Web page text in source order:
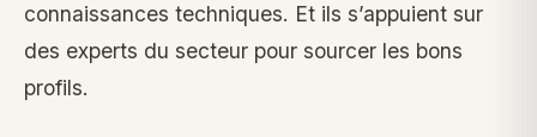
connaissances techniques. Et ils s’appuient sur
des experts du secteur pour sourcer les bons
profils.